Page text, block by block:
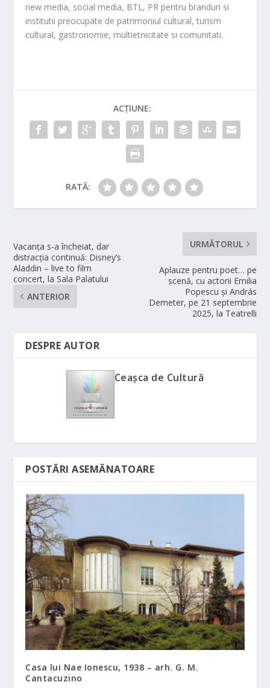
new media, social media, BTL, PR pentru branduri si
institutii preocupate de patrimoniul cultural, turism
cultural, gastronomie, multietnicitate si comunitati.
ACȚIUNE:
RATĂ:
Vacanța s-a încheiat, dar
distracția continuă: Disney’s
Aladdin – live to film
concert, la Sala Palatului
ANTERIOR
URMĂTORUL
Aplauze pentru poet… pe
scenă, cu actorii Emilia
Popescu și András
Demeter, pe 21 septembrie
2025, la Teatrelli
DESPRE AUTOR
Ceașca de Cultură
POSTĂRI ASEMĂNATOARE
Casa lui Nae Ionescu, 1938 – arh. G. M.
Cantacuzino